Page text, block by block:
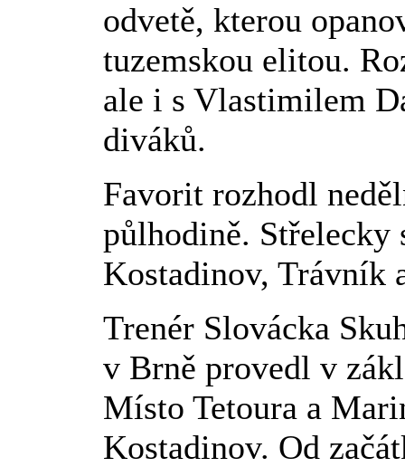
odvetě, kterou
tuzemskou elitou.
ale i s Vlastimilem
diváků.
Favorit rozhodl
půlhodině.
Kostadinov, Trávník
Trenér Slovácka
v Brně provedl v
Místo Tetoura a
Kostadinov. Od